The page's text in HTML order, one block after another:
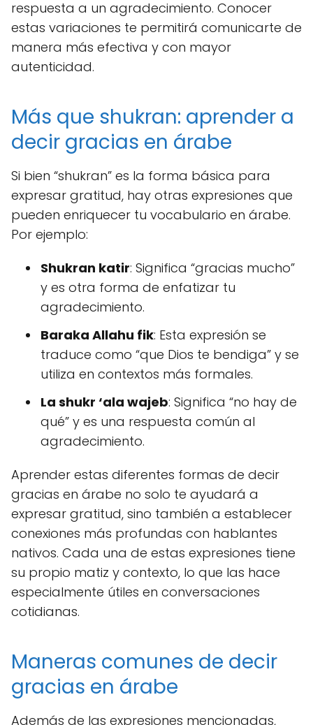
respuesta a un agradecimiento. Conocer
estas variaciones te permitirá comunicarte de
manera más efectiva y con mayor
autenticidad.
Más que shukran: aprender a
decir gracias en árabe
Si bien “shukran” es la forma básica para
expresar gratitud, hay otras expresiones que
pueden enriquecer tu vocabulario en árabe.
Por ejemplo:
Shukran katir: Significa “gracias mucho”
y es otra forma de enfatizar tu
agradecimiento.
Baraka Allahu fik: Esta expresión se
traduce como “que Dios te bendiga” y se
utiliza en contextos más formales.
La shukr ‘ala wajeb: Significa “no hay de
qué” y es una respuesta común al
agradecimiento.
Aprender estas diferentes formas de decir
gracias en árabe no solo te ayudará a
expresar gratitud, sino también a establecer
conexiones más profundas con hablantes
nativos. Cada una de estas expresiones tiene
su propio matiz y contexto, lo que las hace
especialmente útiles en conversaciones
cotidianas.
Maneras comunes de decir
gracias en árabe
Además de las expresiones mencionadas,